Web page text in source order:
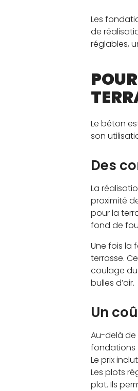
Les
de
réglables,
Le béton
son
Des
La
proximité
pour la
fond de
Une fois la
terrasse.
coulage
bulles d’air.
Un
Au-delà de
fondations
Le prix
Les plots
plot. Ils